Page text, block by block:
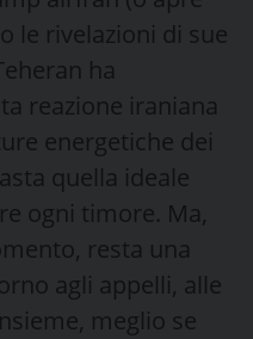
le rivelazioni di sue
ha
reazione iraniana
energetiche dei
quella ideale
ogni timore. Ma,
resta una
agli appelli, alle
meglio se